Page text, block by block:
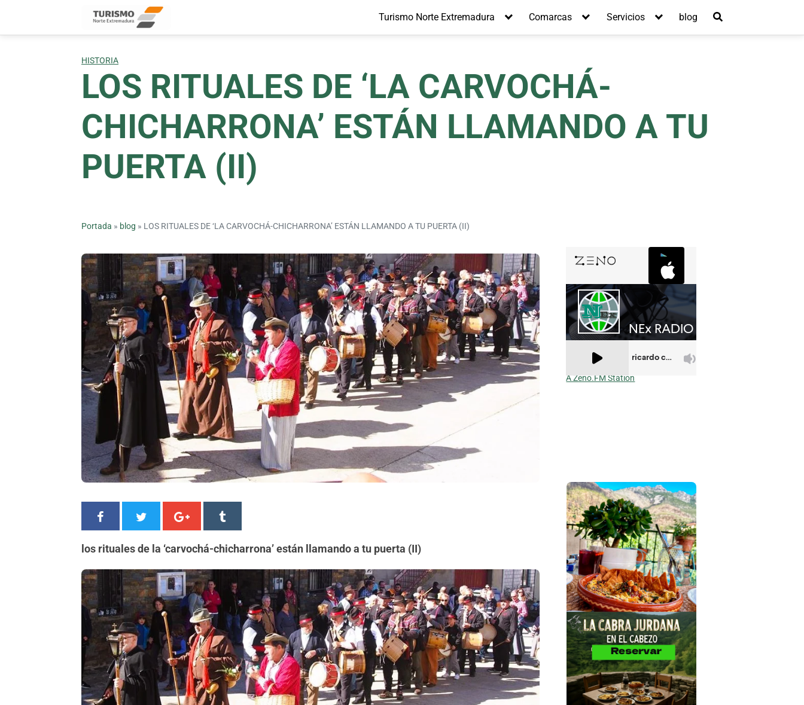
content
Turismo Norte Extremadura Comarcas Servicios blog
HISTORIA
LOS RITUALES DE ‘LA CARVOCHÁ-
CHICHARRONA’ ESTÁN LLAMANDO A TU
PUERTA (II)
Portada » blog » LOS RITUALES DE ‘LA CARVOCHÁ-CHICHARRONA’ ESTÁN LLAMANDO A TU PUERTA (II)
los rituales de la ‘carvochá-chicharrona’ están llamando a tu puerta (II)
A Zeno.FM Station